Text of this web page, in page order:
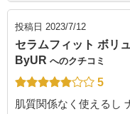
投稿日 2023/7/12
セラムフィット ボリ
ByUR へのクチコミ
5
肌質関係なく使えるし